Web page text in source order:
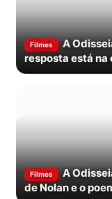
Filmes
A
resposta está
Filmes
A
de Nolan e o